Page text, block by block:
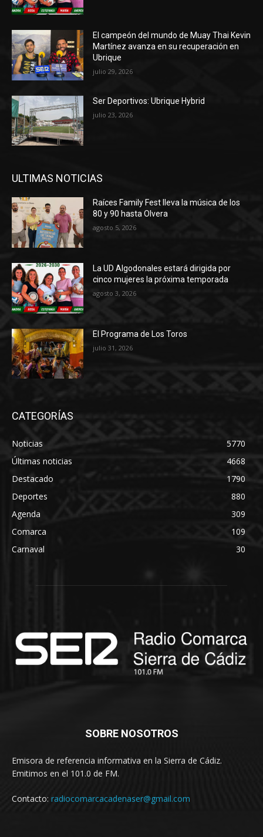
El campeón del mundo de Muay Thai Kevin
Martínez avanza en su recuperación en
Ubrique
julio 29, 2026
Ser Deportivos: Ubrique Hybrid
julio 23, 2026
ULTIMAS NOTICIAS
Raíces Family Fest lleva la música de los
80 y 90 hasta Olvera
agosto 5, 2026
La UD Algodonales estará dirigida por
cinco mujeres la próxima temporada
agosto 3, 2026
El Programa de Los Toros
julio 31, 2026
CATEGORÍAS
Noticias
5770
Últimas noticias
4668
Destacado
1790
Deportes
880
Agenda
309
Comarca
109
Carnaval
30
SOBRE NOSOTROS
Emisora de referencia informativa en la Sierra de Cádiz.
Emitimos en el 101.0 de FM.
Contacto: radiocomarcacadenaser@gmail.com